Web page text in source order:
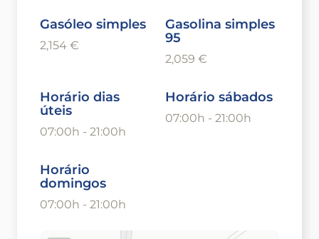
Gasóleo simples
2,154 €
Gasolina simples
95
2,059 €
Horário dias
úteis
07:00h - 21:00h
Horário sábados
07:00h - 21:00h
Horário
domingos
07:00h - 21:00h